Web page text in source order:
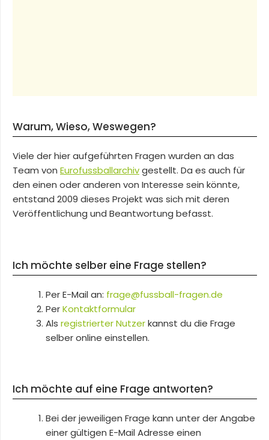
Warum, Wieso, Weswegen?
Viele der hier aufgeführten Fragen wurden an das
Team von Eurofussballarchivgestellt. Da es auch für
den einen oder anderen von Interesse sein könnte,
entstand 2009 dieses Projekt was sich mit deren
Veröffentlichung und Beantwortung befasst.
Ich möchte selber eine Frage stellen?
Per E-Mail an: frage@fussball-fragen.de
PerKontaktformular
Als registrierter Nutzerkannst du die Frage
selber online einstellen.
Ich möchte auf eine Frage antworten?
Bei der jeweiligen Frage kann unter der Angabe
einer gültigen E-Mail Adresse einen